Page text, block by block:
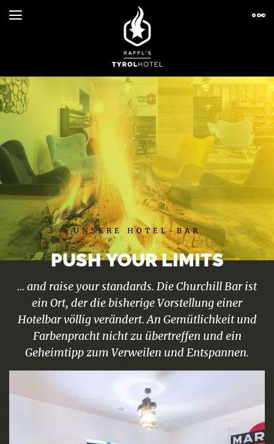
UNSERE HOTEL-BAR
PUSH YOUR LIMITS
... and raise your standards. Die Churchill Bar ist
ein Ort, der die bisherige Vorstellung einer
Hotelbar völlig verändert. An Gemütlichkeit und
Farbenpracht nicht zu übertreffen und ein
Geheimtipp zum Verweilen und Entspannen.